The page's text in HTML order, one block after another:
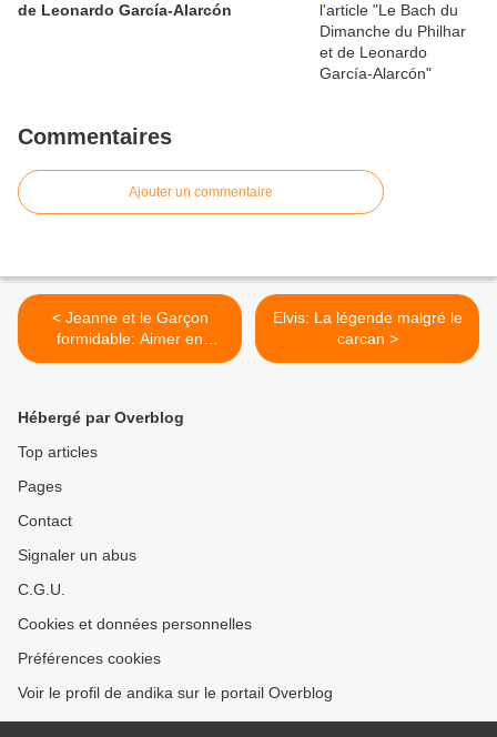
de Leonardo García-Alarcón
Commentaires
Ajouter un commentaire
< Jeanne et le Garçon
formidable: Aimer en
chantant
Elvis: La légende malgré le
carcan >
Hébergé par Overblog
Top articles
Pages
Contact
Signaler un abus
C.G.U.
Cookies et données personnelles
Préférences cookies
Voir le profil de andika sur le portail Overblog